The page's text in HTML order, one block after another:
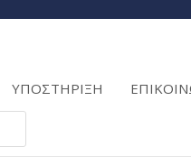
ΥΠΟΣΤΗΡΙΞΗ